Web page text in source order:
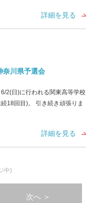
詳細を見る
奈川県予選会
2(日)に行われる関東高等学校
18回目)。 引き続き頑張りま
詳細を見る
中)
次へ ＞